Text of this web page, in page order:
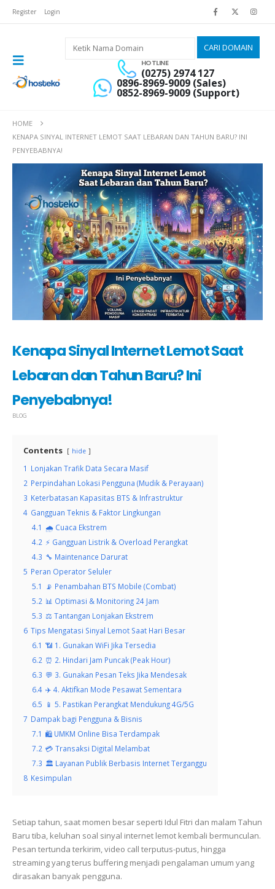
Register Login
HOTLINE
(0275) 2974 127
0896-8969-9009 (Sales)
0852-8969-9009 (Support)
HOME
KENAPA SINYAL INTERNET LEMOT SAAT LEBARAN DAN TAHUN BARU? INI
PENYEBABNYA!
Kenapa Sinyal Internet Lemot Saat
Lebaran dan Tahun Baru? Ini
Penyebabnya!
BLOG
Contents hide
1 Lonjakan Trafik Data Secara Masif
2 Perpindahan Lokasi Pengguna (Mudik & Perayaan)
3 Keterbatasan Kapasitas BTS & Infrastruktur
4 Gangguan Teknis & Faktor Lingkungan
4.1 🌧️ Cuaca Ekstrem
4.2 ⚡ Gangguan Listrik & Overload Perangkat
4.3 🔧 Maintenance Darurat
5 Peran Operator Seluler
5.1
📡 Penambahan BTS Mobile (Combat)
5.2 📊 Optimasi & Monitoring 24 Jam
5.3 ⚖️ Tantangan Lonjakan Ekstrem
6 Tips Mengatasi Sinyal Lemot Saat Hari Besar
6.1 📶 1. Gunakan WiFi Jika Tersedia
6.2 ⏰ 2. Hindari Jam Puncak (Peak Hour)
6.3 💬 3. Gunakan Pesan Teks Jika Mendesak
6.4 ✈️ 4. Aktifkan Mode Pesawat Sementara
6.5 📱 5. Pastikan Perangkat Mendukung 4G/5G
7 Dampak bagi Pengguna & Bisnis
7.1 🛍️ UMKM Online Bisa Terdampak
7.2 💳 Transaksi Digital Melambat
7.3 🏛️ Layanan Publik Berbasis Internet Terganggu
8 Kesimpulan
Setiap tahun, saat momen besar seperti Idul Fitri dan malam Tahun
Baru tiba, keluhan soal sinyal internet lemot kembali bermunculan.
Pesan tertunda terkirim, video call terputus-putus, hingga
streaming yang terus buffering menjadi pengalaman umum yang
dirasakan banyak pengguna.